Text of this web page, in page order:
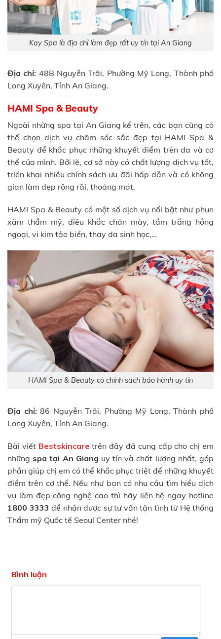
Kay Spa là địa chỉ làm đẹp rất uy tín tại An Giang
Địa chỉ: 48B Nguyễn Trãi, Phường Mỹ Long, Thành phố
Long Xuyên, Tỉnh An Giang.
HAMI Spa & Beauty
Ngoài những spa tại An Giang kể trên, các bạn cũng có
thể chọn dịch vụ chăm sóc sắc đẹp tại HAMI Spa &
Beauty để khắc phục những khuyết điểm trên da và cơ
thể của mình. Bởi lẽ, cơ sở này có chất lượng dịch vụ tốt,
triển khai nhiều chính sách ưu đãi hấp dẫn và có không
gian làm đẹp rộng rãi, thoáng mát.
HAMI Spa & Beauty có một số dịch vụ nổi bật như phun
xăm thẩm mỹ, điêu khắc chân mày, tắm trắng hồng
ngoại, vi kim tảo biển, thay da sinh học,…
HAMI Spa & Beauty có chính sách bảo hành uy tín
Địa chỉ:86 Nguyễn Trãi, Phường Mỹ Long, Thành phố
Long Xuyên, Tỉnh An Giang.
Bài viết Bestskincare trên đây đã cung cấp cho chị em
những spa tại An Giang uy tín và chất lượng nhất, góp
phần giúp chị em có thể khắc phục triệt để những khuyết
điểm trên cơ thể. Nếu như bạn có nhu cầu tìm hiểu dịch
vụ làm đẹp công nghệ cao thì hãy liên hệ ngay hotline
1800 3333 để nhận được sự tư vấn tận tình từ Hệ thống
Thẩm mỹ Quốc tế Seoul Center nhé!
Bình luận